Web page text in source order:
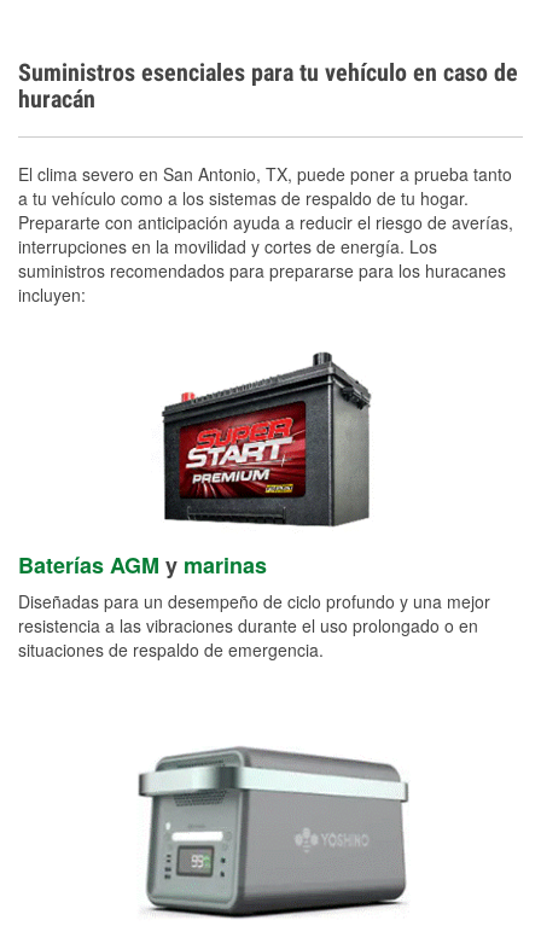
Suministros esenciales para tu vehículo en caso de
huracán
El clima severo en San Antonio, TX, puede poner a prueba tanto
a tu vehículo como a los sistemas de respaldo de tu hogar.
Prepararte con anticipación ayuda a reducir el riesgo de averías,
interrupciones en la movilidad y cortes de energía. Los
suministros recomendados para prepararse para los huracanes
incluyen:
Baterías AGM y marinas
Diseñadas para un desempeño de ciclo profundo y una mejor
resistencia a las vibraciones durante el uso prolongado o en
situaciones de respaldo de emergencia.